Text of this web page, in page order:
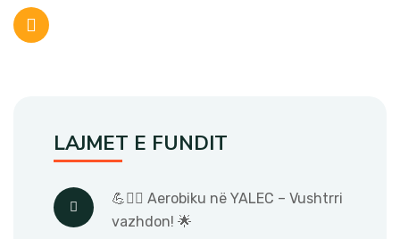
LAJMET E FUNDIT
💪🧘‍♀️ Aerobiku në YALEC – Vushtrri
vazhdon! 🌟